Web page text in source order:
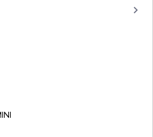
keyboard_arrow_right